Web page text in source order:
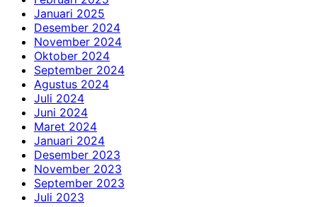
Januari 2025
Desember 2024
November 2024
Oktober 2024
September 2024
Agustus 2024
Juli 2024
Juni 2024
Maret 2024
Januari 2024
Desember 2023
November 2023
September 2023
Juli 2023